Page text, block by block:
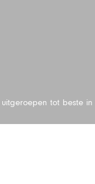
uitgeroepen tot beste